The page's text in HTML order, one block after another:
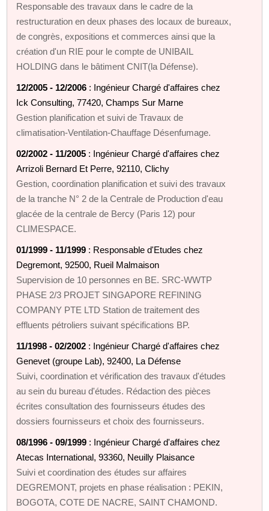
Responsable des travaux dans le cadre de la
restructuration en deux phases des locaux de bureaux,
de congrès, expositions et commerces ainsi que la
création d'un RIE pour le compte de UNIBAIL
HOLDING dans le bâtiment CNIT(la Défense).
12/2005 - 12/2006 : Ingénieur Chargé d'affaires chez
Ick Consulting, 77420, Champs Sur Marne
Gestion planification et suivi de Travaux de
climatisation-Ventilation-Chauffage Désenfumage.
02/2002 - 11/2005 : Ingénieur Chargé d'affaires chez
Arrizoli Bernard Et Perre, 92110, Clichy
Gestion, coordination planification et suivi des travaux
de la tranche N° 2 de la Centrale de Production d'eau
glacée de la centrale de Bercy (Paris 12) pour
CLIMESPACE.
01/1999 - 11/1999 : Responsable d'Etudes chez
Degremont, 92500, Rueil Malmaison
Supervision de 10 personnes en BE. SRC-WWTP
PHASE 2/3 PROJET SINGAPORE REFINING
COMPANY PTE LTD Station de traitement des
effluents pétroliers suivant spécifications BP.
11/1998 - 02/2002 : Ingénieur Chargé d'affaires chez
Genevet (groupe Lab), 92400, La Défense
Suivi, coordination et vérification des travaux d'études
au sein du bureau d'études. Rédaction des pièces
écrites consultation des fournisseurs études des
dossiers fournisseurs et choix des fournisseurs.
08/1996 - 09/1999 : Ingénieur Chargé d'affaires chez
Atecas International, 93360, Neuilly Plaisance
Suivi et coordination des études sur affaires
DEGREMONT, projets en phase réalisation : PEKIN,
BOGOTA, COTE DE NACRE, SAINT CHAMOND.